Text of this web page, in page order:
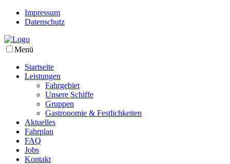
Impressum
Datenschutz
Menü
Startseite
Leistungen
Fahrgebiet
Unsere Schiffe
Gruppen
Gastronomie & Festlichkeiten
Aktuelles
Fahrplan
FAQ
Jobs
Kontakt